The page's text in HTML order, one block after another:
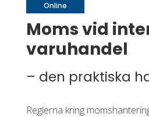
Online
Moms vid
varuhandel
– den praktiska
Reglerna kring